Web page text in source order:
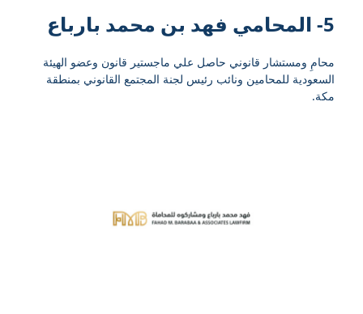
5- المحامي فهد بن محمد بارباع
محامِ ومستشار قانوني حاصل علي ماجستير قانون وعضو الهيئة
السعودية للمحامين ونائب رئيس لجنة المجتمع القانوني بمنطقة
مكة.